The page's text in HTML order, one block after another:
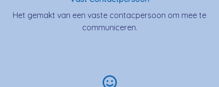
Het gemakt van een vaste contacpersoon om mee te
communiceren.